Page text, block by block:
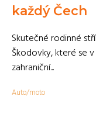
každý Čech
Skutečné rodinné
Škodovky, které se
zahraniční...
Auto/moto